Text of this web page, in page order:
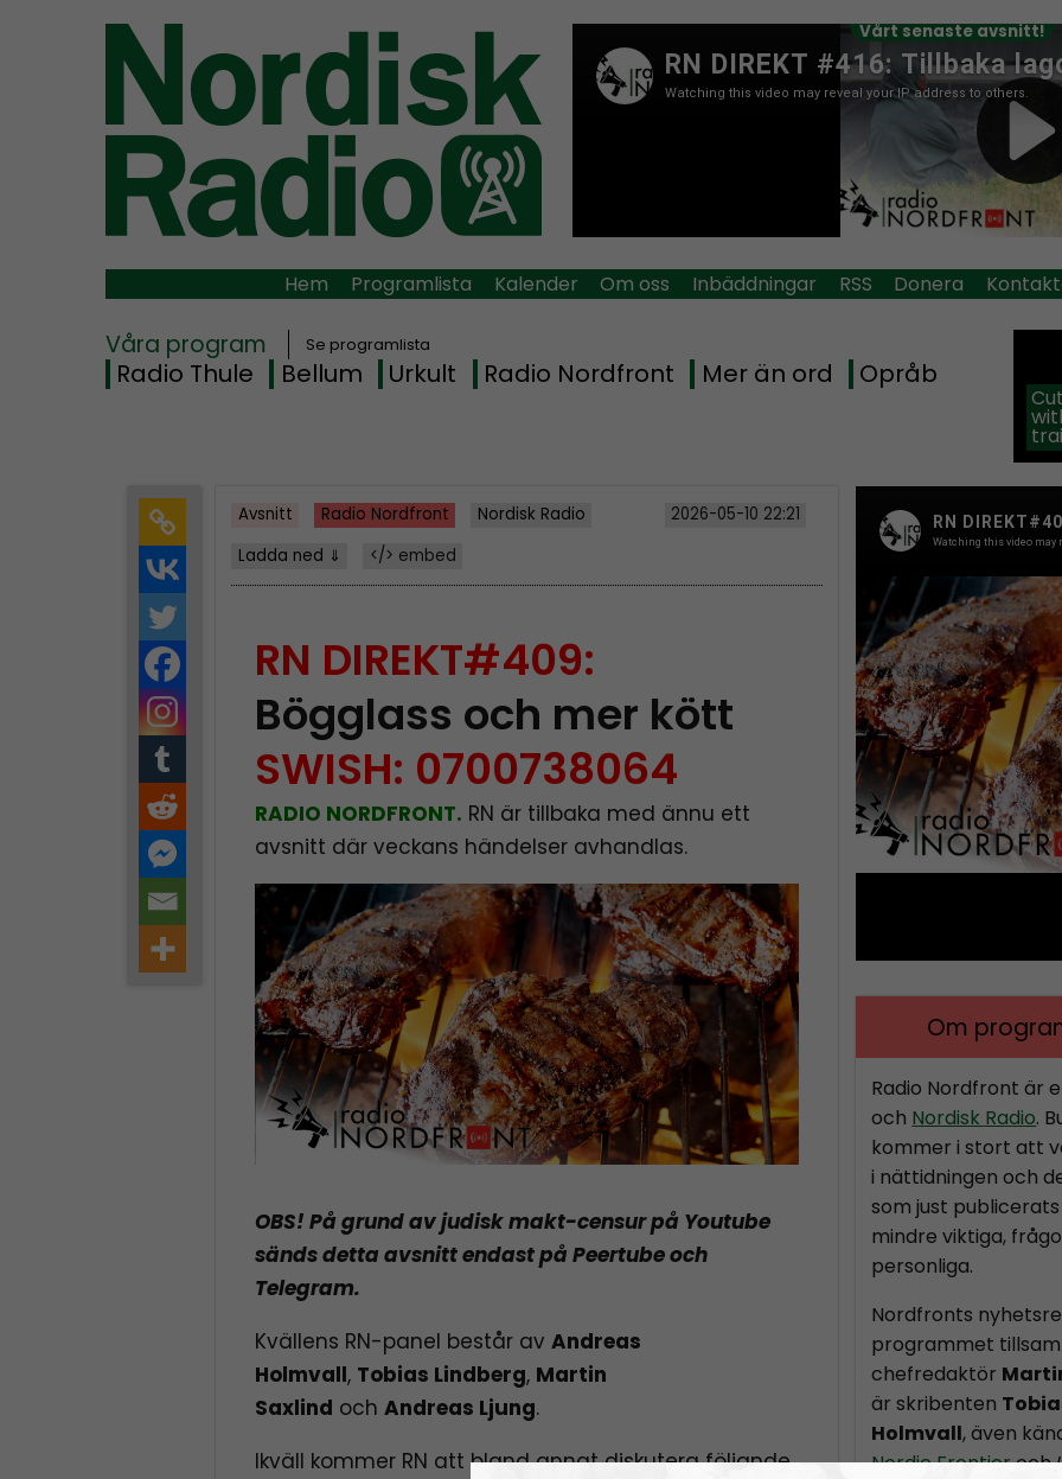
Vårt senaste avsnitt!
Hem Programlista Kalender Om oss Inbäddningar RSS Donera
Våra program Se programlista
Radio Thule Bellum Urkult Radio Nordfront Mer än ord Opråb
Avsnitt Radio Nordfront Nordisk Radio
2026-05-10 22:21
Ladda ned ⇓
</> embed
RN DIREKT#409:
Bögglass och mer kött
SWISH: 0700738064
RADIO NORDFRONT. RN är tillbaka med ännu ett
avsnitt där veckans händelser avhandlas.
OBS! På grund av judisk makt-censur på Youtube
sänds detta avsnitt endast på Peertube och
Telegram.
Kvällens RN-panel består avAndreas
Holmvall, Tobias Lindberg, Martin
Saxlind ochAndreas Ljung.
Ikväll kommer RN att bland annat diskutera följande
Om
Radio Nordfront är
och Nordisk Radio.
kommer i stort att
i nättidningen och
som just
mindre viktiga,
personliga.
Nordfronts
programmet
chefredaktör
är skribenten
Holmvall, även
Nordic Frontieroch